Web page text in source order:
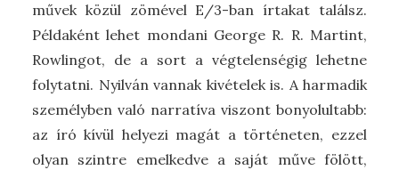
művek közül zömével E/3-ban írtakat találsz.
Példaként lehet mondani George R. R. Martint,
Rowlingot, de a sort a végtelenségig lehetne
folytatni. Nyilván vannak kivételek is. A harmadik
személyben való narratíva viszont bonyolultabb:
az író kívül helyezi magát a történeten, ezzel
olyan szintre emelkedve a saját műve fölött,